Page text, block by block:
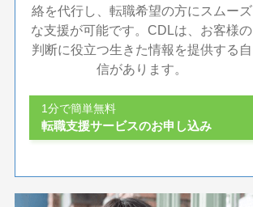
絡を代行し、転職希望の方にスムーズ
な支援が可能です。CDLは、お客様の
判断に役立つ生きた情報を提供する自
信があります。
1分で簡単無料
転職支援サービスのお申し込み